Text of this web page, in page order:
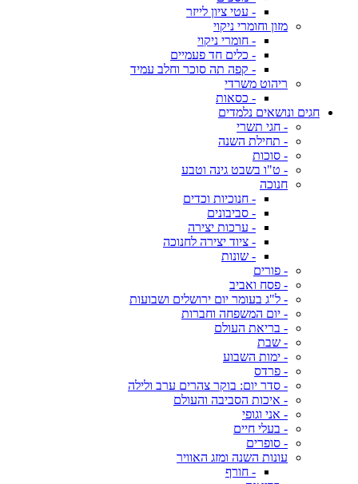
- עטי ציון לייזר
מזון וחומרי ניקוי
- חומרי ניקוי
- כלים חד פעמיים
- קפה תה סוכר וחלב עמיד
ריהוט משרדי
- כסאות
חגים ונושאים נלמדים
- חגי תשרי
- תחילת השנה
- סוכות
- ט"ו בשבט גינה וטבע
חנוכה
- חנוכיות וכדים
- סביבונים
- ערכות יצירה
- ציוד יצירה לחנוכה
- שונות
- פורים
- פסח ואביב
- ל"ג בעומר יום ירושלים ושבועות
- יום המשפחה וחברות
- בריאת העולם
- שבת
- ימות השבוע
- פרדס
- סדר יום: בוקר צהרים ערב ולילה
- איכות הסביבה והעולם
- אני וגופי
- בעלי חיים
- סופרים
עונות השנה ומזג האוויר
- חורף